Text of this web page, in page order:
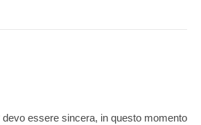
essere sincera, in questo momento